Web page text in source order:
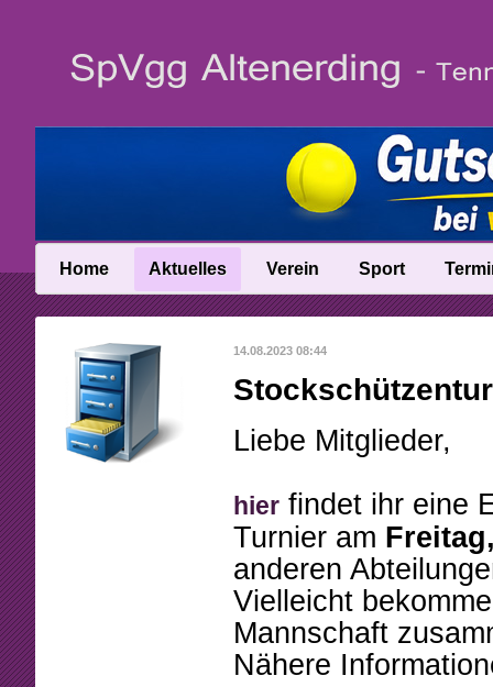
Home Aktuelles
News
News-Archiv
Verein
Vereinsinfo
Vereinschronik
Anfahrt
Abteilungsleitung
Beschlüsse
Mitgliedschaft
Arbeitsstunden
Formulare
Sponsoring
Sport
Trainer
Talentinos
Fast Learning
Mannschaften
Tennistreff
Spielerbörse
Turniere
Ballmaschine
14.08.2023 08:44
Liebe Mitglieder,
hier findet ihr eine
Turnier am
anderen
Vielleicht
Mannschaft
Nähere